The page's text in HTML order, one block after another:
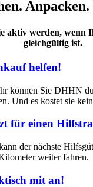
Anpacken.
aktiv werden, wenn
gleichgültig ist.
helfen!
können Sie DHHN
Und es kostet sie
für einen
der nächste
weiter fahren.
mit an!